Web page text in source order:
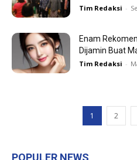
Tim Redaksi -
Enam
Dijamin Buat
Tim Redaksi -
1 2
POPULER NEWS